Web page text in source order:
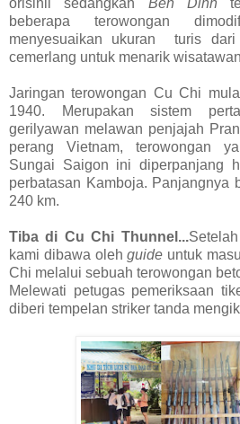
beberapa terowongan
menyesuaikan ukuran turis dari
cemerlang untuk menarik
Jaringan terowongan Cu Chi
1940. Merupakan sistem
gerilyawan melawan penjajah
perang Vietnam, terowongan
Sungai Saigon ini diperpanjang
perbatasan Kamboja. Panjangnya
240 km.
Tiba di Cu Chi Thunnel...
kami dibawa olehguide untuk
Chi melalui sebuah terowongan
Melewati petugas pemeriksaan
diberi tempelan striker tanda